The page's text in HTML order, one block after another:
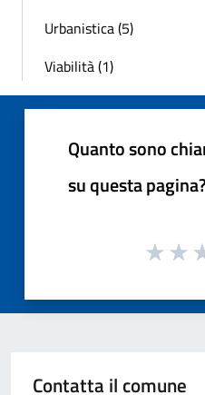
Urbanistica (5)
Viabilità (1)
Quanto sono
su questa
Contatta il comune